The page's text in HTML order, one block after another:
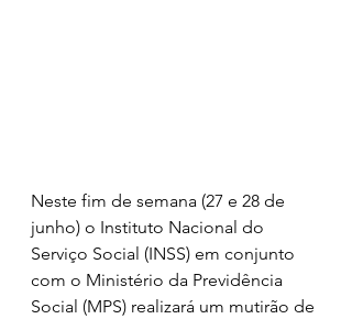
Neste fim de semana (27 e 28 de
junho) o Instituto Nacional do
Serviço Social (INSS) em conjunto
com o Ministério da Previdência
Social (MPS) realizará um mutirão de